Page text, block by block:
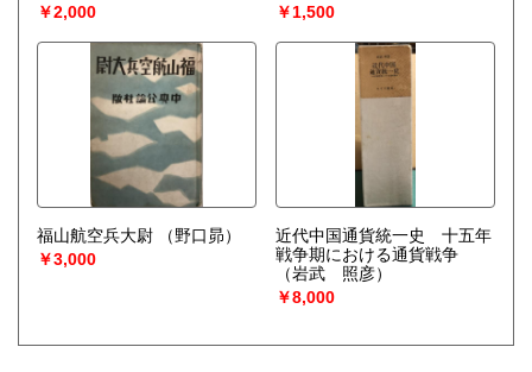
￥2,000
￥1,500
福山航空兵大尉
（野口昴）
￥3,000
近代中国通貨統一史 十五年
戦争期における通貨戦争
（岩武 照彦）
￥8,000